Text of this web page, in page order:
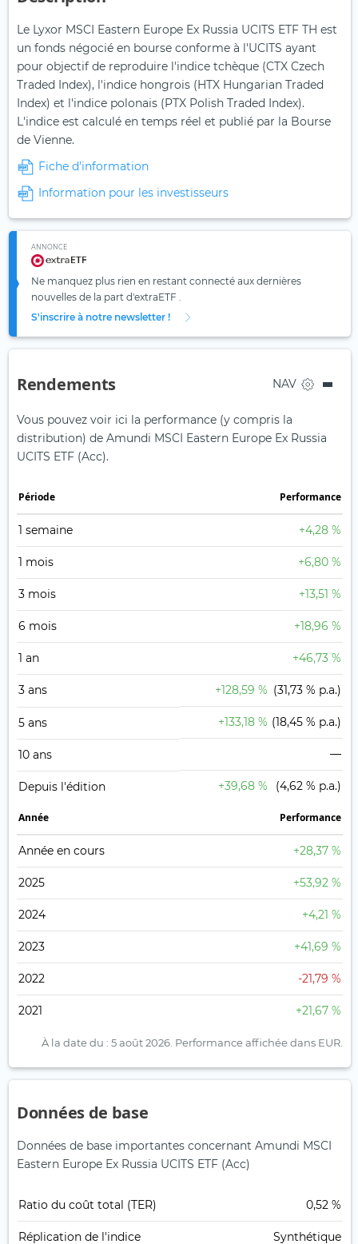
Le Lyxor MSCI Eastern Europe Ex Russia UCITS ETF TH est
un fonds négocié en bourse conforme à l'UCITS ayant
pour objectif de reproduire l'indice tchèque (CTX Czech
Traded Index), l'indice hongrois (HTX Hungarian Traded
Index) et l'indice polonais (PTX Polish Traded Index).
L'indice est calculé en temps réel et publié par la Bourse
de Vienne.
Fiche d'information
Information pour les investisseurs
ANNONCE
Ne manquez plus rien en restant connecté aux dernières
nouvelles de la part d'extraETF .
S'inscrire à notre newsletter !
Rendements NAV
Vous pouvez voir ici la performance (y compris la
distribution) de Amundi MSCI Eastern Europe Ex Russia
UCITS ETF (Acc).
Période Performance
1 semaine +4,28 %
1 mois +6,80 %
3 mois +13,51 %
6 mois +18,96 %
1 an +46,73 %
3 ans +128,59 % (31,73 % p.a.)
5 ans +133,18 % (18,45 % p.a.)
10 ans —
Depuis l'édition +39,68 % (4,62 % p.a.)
Année Performance
Année en cours +28,37 %
2025 +53,92 %
2024 +4,21 %
2023 +41,69 %
2022 -21,79 %
2021 +21,67 %
À la date du : 5 août 2026. Performance affichée dans EUR.
Données de base
Données de base importantes concernant Amundi MSCI
Eastern Europe Ex Russia UCITS ETF (Acc)
Ratio du coût total (TER) 0,52 %
Réplication de l'indice Synthétique